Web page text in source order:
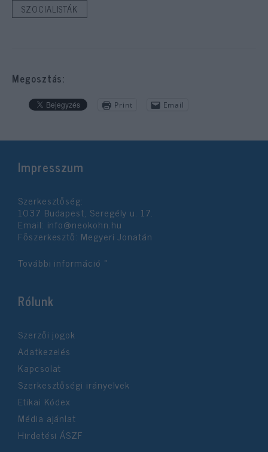
SZOCIALISTÁK
Megosztás:
Print Email
Impresszum
Szerkesztőség:
1037 Budapest, Seregély u. 17.
Email: info@neokohn.hu
Főszerkesztő: Megyeri Jonatán
További információ »
Rólunk
Szerzői jogok
Adatkezelés
Kapcsolat
Szerkesztőségi irányelvek
Etikai Kódex
Média ajánlat
Hirdetési ÁSZF